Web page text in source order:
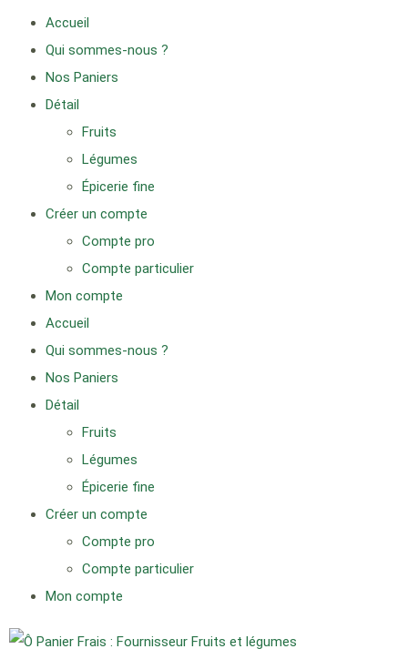
Accueil
Qui sommes-nous ?
Nos Paniers
Détail
Fruits
Légumes
Épicerie fine
Créer un compte
Compte pro
Compte particulier
Mon compte
Accueil
Qui sommes-nous ?
Nos Paniers
Détail
Fruits
Légumes
Épicerie fine
Créer un compte
Compte pro
Compte particulier
Mon compte